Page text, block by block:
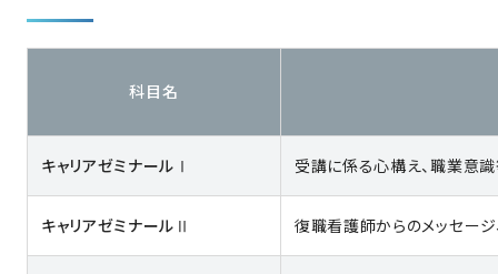
科目名
キャリアゼミナールⅠ 受講に係る心構え、職業意
キャリアゼミナールⅡ 復職看護師からのメッセージ